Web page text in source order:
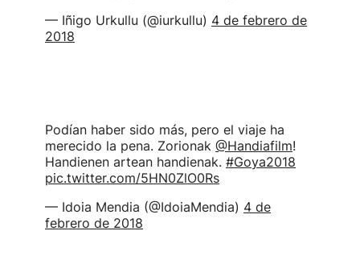
— Iñigo Urkullu (@iurkullu) 4 de febrero de
2018
Podían haber sido más, pero el viaje ha
merecido la pena. Zorionak @Handiafilm!
Handienen artean handienak. #Goya2018
pic.twitter.com/5HN0ZlO0Rs
— Idoia Mendia (@IdoiaMendia) 4 de
febrero de 2018